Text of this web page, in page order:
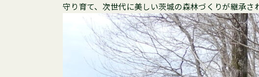
守り育て、次世代に美しい茨城の森林づくりが継承さ